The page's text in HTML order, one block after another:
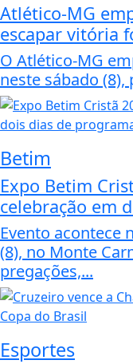
Atlético-MG
escapar vitória
O Atlético-MG
neste sábado (8),
Betim
Expo Betim
celebração em
Evento acontece
(8), no Monte
pregações,...
Esportes